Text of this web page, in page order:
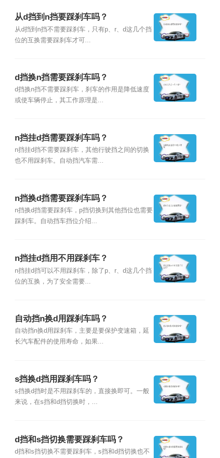
从d挡到n挡要踩刹车吗？
从d挡到n挡不需要踩刹车，只有p、r、d这几个挡
位的互换需要踩刹车才可...
d挡换n挡需要踩刹车吗？
d挡换n挡不需要踩刹车，刹车的作用是降低速度
或使车辆停止，其工作原理是...
n挡挂d挡需要踩刹车吗？
n挡挂d挡不需要踩刹车，其他行驶挡之间的切换
也不用踩刹车。自动挡汽车需...
n挡换d挡需要踩刹车吗？
n挡换d挡需要踩刹车，p挡切换到其他挡位也需要
踩刹车。自动挡车挡位介绍...
n挡挂d挡用不用踩刹车？
n挡挂d挡可以不用踩刹车，除了p、r、d这几个挡
位的互换，为了安全需要...
自动挡n换d用踩刹车吗？
自动挡n换d用踩刹车，主要是要保护变速箱，延
长汽车配件的使用寿命，如果...
s挡换d挡用踩刹车吗？
s挡换d挡时是不用踩刹车的，直接换即可。一般
来说，在s挡和d挡切换时，...
d挡和s挡切换需要踩刹车吗？
d挡和s挡切换不需要踩刹车，s挡和d挡切换也不